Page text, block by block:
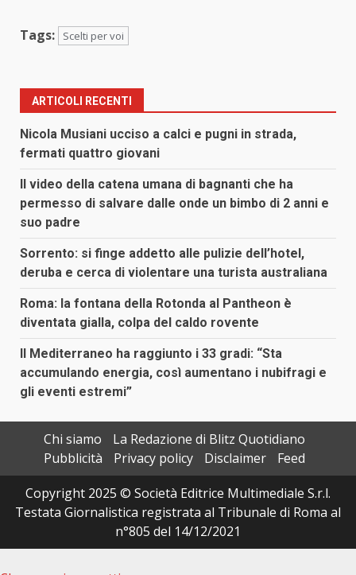
Tags: Scelti per voi
ARTICOLI RECENTI
Nicola Musiani ucciso a calci e pugni in strada,
fermati quattro giovani
Il video della catena umana di bagnanti che ha
permesso di salvare dalle onde un bimbo di 2 anni e
suo padre
Sorrento: si finge addetto alle pulizie dell’hotel,
deruba e cerca di violentare una turista australiana
Roma: la fontana della Rotonda al Pantheon è
diventata gialla, colpa del caldo rovente
Il Mediterraneo ha raggiunto i 33 gradi: “Sta
accumulando energia, così aumentano i nubifragi e
gli eventi estremi”
Chi siamo
La Redazione di Blitz Quotidiano
Pubblicità
Privacy policy Disclaimer
Feed
Copyright 2025 © Società Editrice Multimediale S.r.l.
Testata Giornalistica registrata al Tribunale di Roma al
n°805 del 14/12/2021